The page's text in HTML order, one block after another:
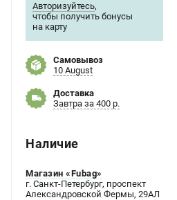
Авторизуйтесь,
чтобы получить бонусы
на карту
Самовывоз
10 August
Доставка
Завтра за 400 р.
Наличие
Магазин «Fubag»
г. Санкт-Петербург, проспект
Александровской Фермы, 29АЛ